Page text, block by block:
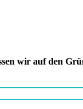
wir auf den